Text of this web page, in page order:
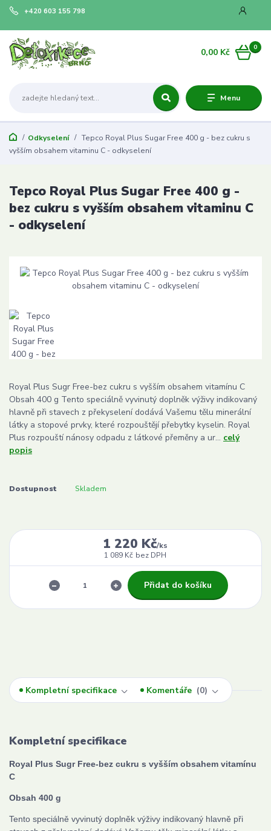
Menu
+420 603 155 798
0
0,00 Kč
Odkyselení
Tepco Royal Plus Sugar Free 400 g - bez cukru s
vyšším obsahem vitaminu C - odkyselení
Tepco Royal Plus Sugar Free 400 g -
bez cukru s vyšším obsahem vitaminu C
- odkyselení
Royal Plus Sugr Free-bez cukru s vyšším obsahem vitamínu C
Obsah 400 g Tento speciálně vyvinutý doplněk výživy indikovaný
hlavně při stavech z překyselení dodává Vašemu tělu minerální
látky a stopové prvky, které rozpouštějí přebytky kyselin. Royal
Plus rozpouští nánosy odpadu z látkové přeměny a ur... celý
popis
Dostupnost Skladem
1 220 Kč/ks
1 089 Kč bez DPH
Přidat do košíku
Kompletní specifikace Komentáře 0
Kompletní specifikace
Royal Plus Sugr Free-bez cukru s vyšším obsahem vitamínu
C
Obsah 400 g
Tento speciálně vyvinutý doplněk výživy indikovaný hlavně při